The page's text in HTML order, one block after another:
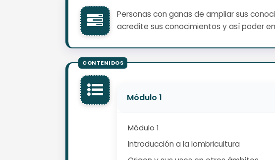
Personas con ganas de ampliar sus
acredite sus conocimientos y así poder
Módulo 1
Módulo 1
Introducción a la lombricultura